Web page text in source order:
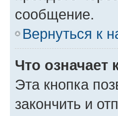
сообщение.
Вернуться к
Что означает
Эта кнопка
закончить и